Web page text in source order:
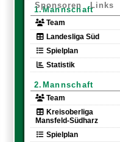
Sponsoren Links
1.Mannschaft
Team
Landesliga Süd
Spielplan
Statistik
2.Mannschaft
Team
Kreisoberliga
Mansfeld-Südharz
Spielplan